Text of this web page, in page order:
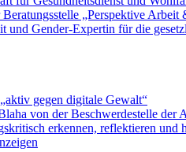
„Perspektive Arbeit
Gender-Expertin für die
gegen digitale Gewalt“
von der Beschwerdestelle der
erkennen, reflektieren und